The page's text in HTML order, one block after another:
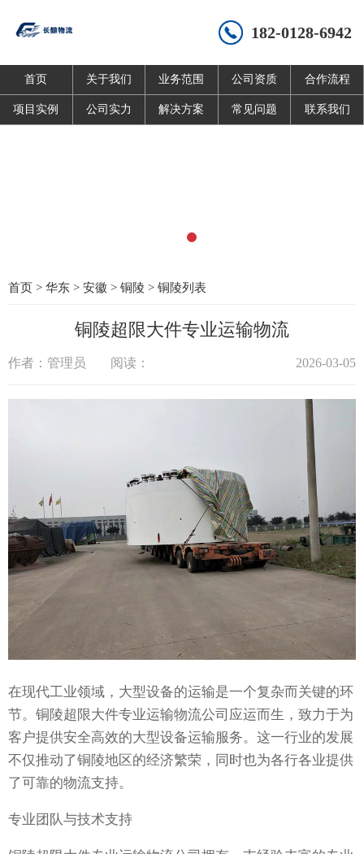
182-0128-6942
首页 关于我们 业务范围 公司资质 合作流程
项目实例 公司实力 解决方案 常见问题 联系我们
首页 > 华东 > 安徽 > 铜陵 > 铜陵列表
铜陵超限大件专业运输物流
作者：管理员 阅读： 2026-03-05
在现代工业领域，大型设备的运输是一个复杂而关键的环
节。铜陵超限大件专业运输物流公司应运而生，致力于为
客户提供安全高效的大型设备运输服务。这一行业的发展
不仅推动了铜陵地区的经济繁荣，同时也为各行各业提供
了可靠的物流支持。
专业团队与技术支持